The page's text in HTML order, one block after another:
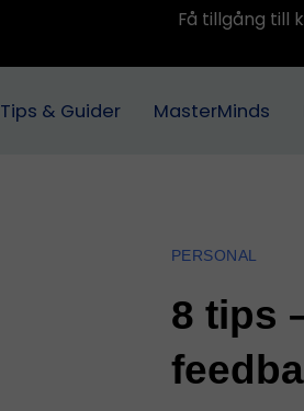
Få tillgång till
Tips & Guider MasterMinds
PERSONAL
8 tips